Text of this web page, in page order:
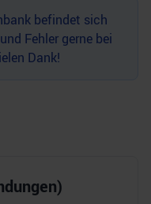
befindet sich
Fehler gerne bei
Dank!